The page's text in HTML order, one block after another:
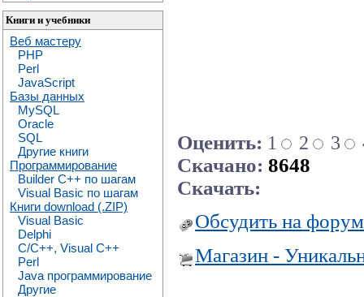
Книги и учебники
Веб мастеру
PHP
Perl
JavaScript
Базы данных
MySQL
Oracle
SQL
Другие книги
Программирование
Builder C++ по шагам
Visual Basic по шагам
Книги download (.ZIP)
Visual Basic
Delphi
C/C++, Visual C++
Perl
Java программирование
Другие
Оценить: 1 2 3
Скачано: 8648
Скачать:
Обсудить на
Магазин -